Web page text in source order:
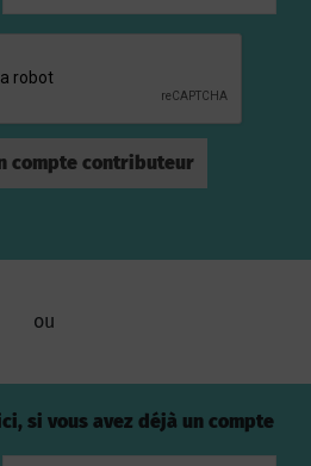
ou
si vous avez déjà un compte